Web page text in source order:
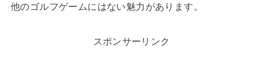
他のゴルフゲームにはない魅力があります。
スポンサーリンク